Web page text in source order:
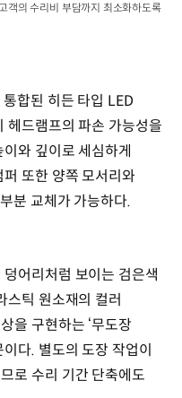
객의 수리비 부담까지 최소화하도록
합된 히든 타입 LED
헤드램프의 파손 가능성을
와 깊이로 세심하게
또한 양쪽 모서리와
분 교체가 가능하다.
어리처럼 보이는 검은색
스틱 원소재의 컬러
을 구현하는 ‘무도장
다. 별도의 도장 작업이
로 수리 기간 단축에도